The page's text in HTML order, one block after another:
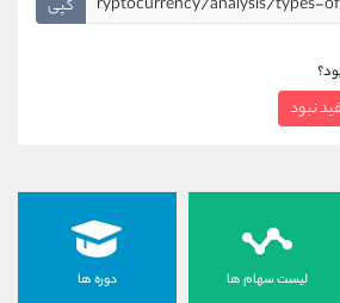
کپی
نبود
لیست سهام ها دوره ها